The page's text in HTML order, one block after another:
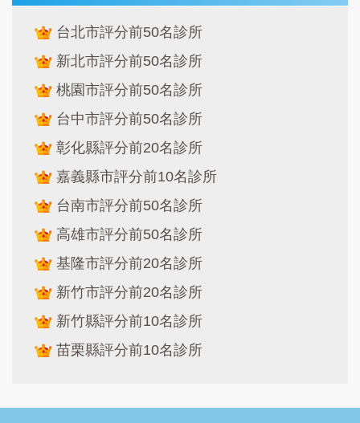
台北市評分前50名診所
新北市評分前50名診所
桃園市評分前50名診所
台中市評分前50名診所
彰化縣評分前20名診所
嘉義縣市評分前10名診所
台南市評分前50名診所
高雄市評分前50名診所
基隆市評分前20名診所
新竹市評分前20名診所
新竹縣評分前10名診所
苗栗縣評分前10名診所